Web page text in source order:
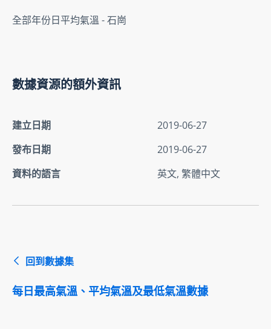
全部年份日平均氣溫 - 石崗
數據資源的額外資訊
建立日期
2019-06-27
發布日期
2019-06-27
資料的語言
英文, 繁體中文
回到數據集
每日最高氣溫、平均氣溫及最低氣溫數據